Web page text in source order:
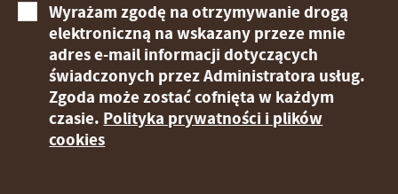
Wyrażam zgodę na otrzymywanie drogą
elektroniczną na wskazany przeze mnie
adres e-mail informacji dotyczących
świadczonych przez Administratora usług.
Zgoda może zostać cofnięta w każdym
czasie. Polityka prywatności i plików
cookies